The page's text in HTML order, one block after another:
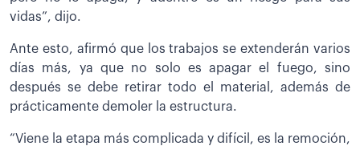
vidas”, dijo.
Ante esto, afirmó que los trabajos se extenderán varios
días más, ya que no solo es apagar el fuego, sino
después se debe retirar todo el material, además de
prácticamente demoler la estructura.
“Viene la etapa más complicada y difícil, es la remoción,